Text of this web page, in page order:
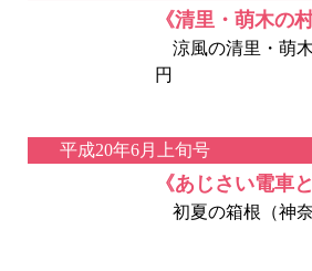
《清里・萌木の
涼風の清里・萌木
円
平成20年6月上旬号
《あじさい電車
初夏の箱根（神奈